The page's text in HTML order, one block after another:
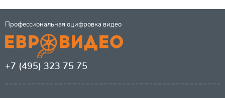
Профессиональная оцифровка видео
+7 (495) 323 75 75